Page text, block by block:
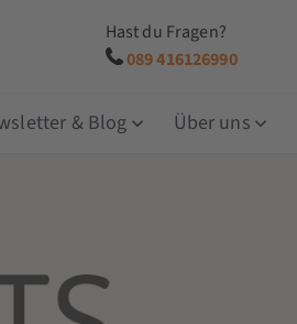
Hast du Fragen?
089 416126990
& Blog Über uns